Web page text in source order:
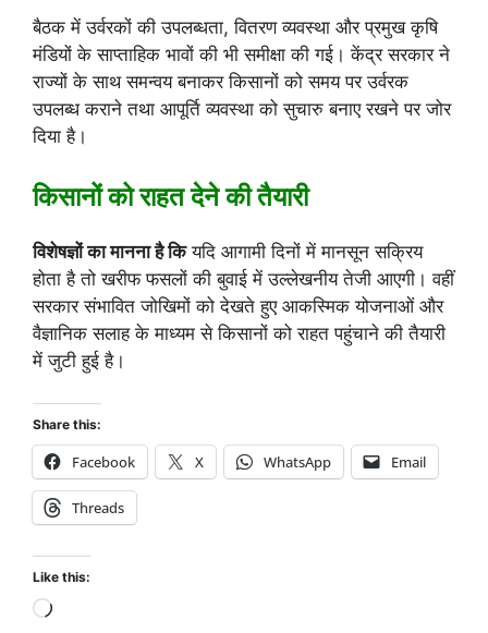
बैठक में उर्वरकों की उपलब्धता, वितरण व्यवस्था और प्रमुख कृषि
मंडियों के साप्ताहिक भावों की भी समीक्षा की गई। केंद्र सरकार ने
राज्यों के साथ समन्वय बनाकर किसानों को समय पर उर्वरक
उपलब्ध कराने तथा आपूर्ति व्यवस्था को सुचारु बनाए रखने पर जोर
दिया है।
किसानों को राहत देने की तैयारी
विशेषज्ञों का मानना है कियदि आगामी दिनों में मानसून सक्रिय
होता है तो खरीफ फसलों की बुवाई में उल्लेखनीय तेजी आएगी। वहीं
सरकार संभावित जोखिमों को देखते हुए आकस्मिक योजनाओं और
वैज्ञानिक सलाह के माध्यम से किसानों को राहत पहुंचाने की तैयारी
में जुटी हुई है।
Share this:
Facebook X WhatsApp Email
Threads
Like this: